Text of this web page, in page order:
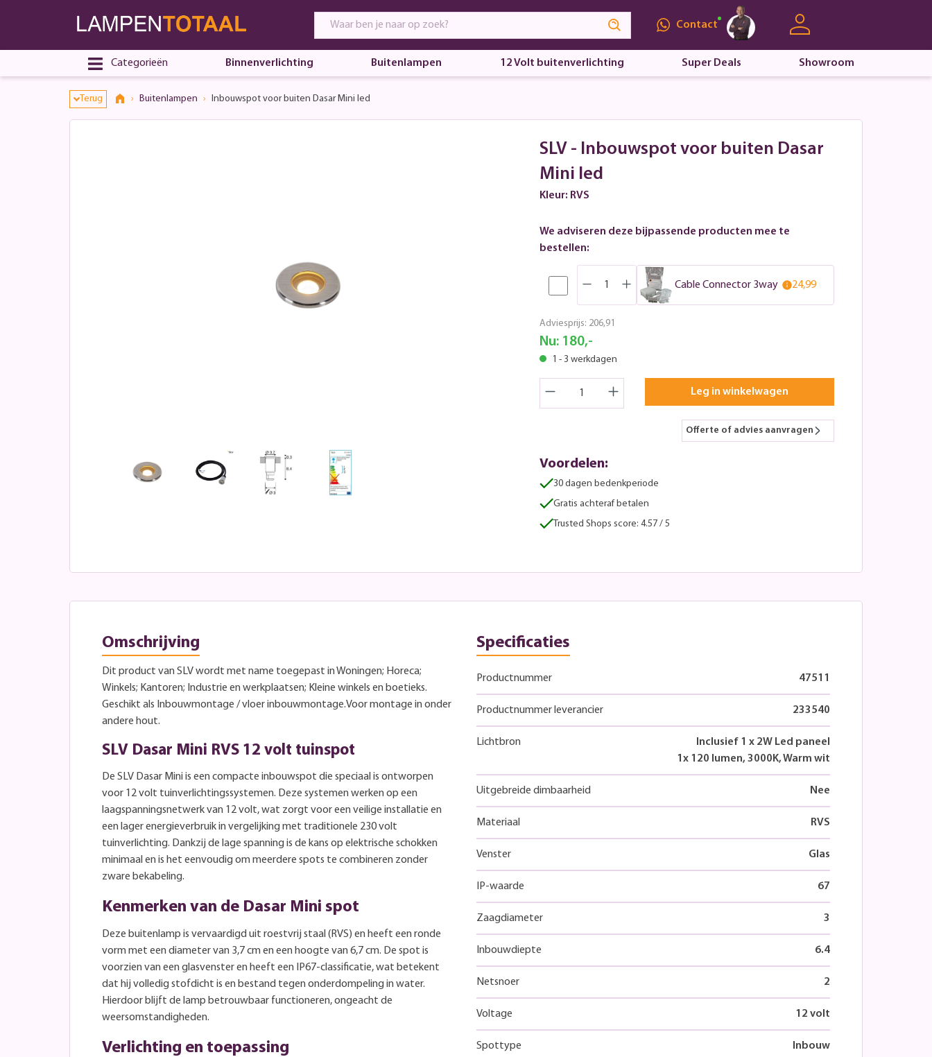
Contact
Categorieën Binnenverlichting Buitenlampen 12 Volt buitenverlichting Super Deals Showroom
Terug Buitenlampen Inbouwspot voor buiten Dasar Mini led
SLV - Inbouwspot voor buiten Dasar
Mini led
Kleur: RVS
We adviseren deze bijpassende producten mee te
bestellen:
Cable Connector 3way 24,99
Adviesprijs: 206,91
Nu: 180,-
1 - 3 werkdagen
Leg in winkelwagen
Offerte of advies aanvragen
Voordelen:
30 dagen bedenkperiode
Gratis achteraf betalen
Trusted Shops score: 4.57 / 5
Omschrijving
Dit product van SLV wordt met name toegepast in Woningen; Horeca;
Winkels; Kantoren; Industrie en werkplaatsen; Kleine winkels en boetieks.
Geschikt als Inbouwmontage / vloer inbouwmontage.Voor montage in onder
andere hout.
SLV Dasar Mini RVS 12 volt tuinspot
De SLV Dasar Mini is een compacte inbouwspot die speciaal is ontworpen
voor 12 volt tuinverlichtingssystemen. Deze systemen werken op een
laagspanningsnetwerk van 12 volt, wat zorgt voor een veilige installatie en
een lager energieverbruik in vergelijking met traditionele 230 volt
tuinverlichting. Dankzij de lage spanning is de kans op elektrische schokken
minimaal en is het eenvoudig om meerdere spots te combineren zonder
zware bekabeling.
Kenmerken van de Dasar Mini spot
Deze buitenlamp is vervaardigd uit roestvrij staal (RVS) en heeft een ronde
vorm met een diameter van 3,7 cm en een hoogte van 6,7 cm. De spot is
voorzien van een glasvenster en heeft een IP67-classificatie, wat betekent
dat hij volledig stofdicht is en bestand tegen onderdompeling in water.
Hierdoor blijft de lamp betrouwbaar functioneren, ongeacht de
weersomstandigheden.
Verlichting en toepassing
Specificaties
Productnummer 47511
Productnummer leverancier 233540
Lichtbron
Inclusief 1 x 2W Led paneel
1x 120 lumen, 3000K, Warm wit
Uitgebreide dimbaarheid Nee
Materiaal RVS
Venster Glas
IP-waarde 67
Zaagdiameter 3
Inbouwdiepte 6.4
Netsnoer 2
Voltage 12 volt
Spottype Inbouw